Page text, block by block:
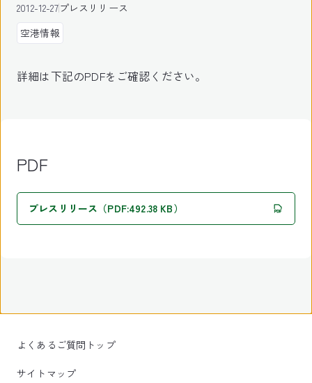
2012-12-27プレスリリース
空港情報
詳細は下記のPDFをご確認ください。
PDF
プレスリリース（PDF:492.38 KB）
よくあるご質問トップ
サイトマップ